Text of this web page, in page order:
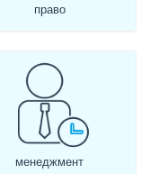
право
менеджмент